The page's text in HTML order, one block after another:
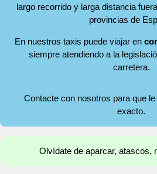
largo recorrido y larga distancia
provincias de
En nuestros taxis puede viajar en
siempre atendiendo a la
carretera.
Contacte con nosotros para que
exacto.
Olvídate de aparcar, atascos,